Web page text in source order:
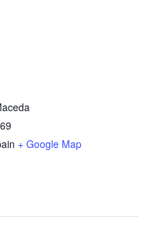
+ Google Map